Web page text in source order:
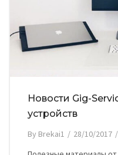
Новости Gig-
устройств
By Brekai1 / 28/10/2017 /